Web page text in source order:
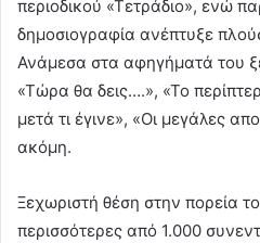
περιοδικού «Τετράδιο», ενώ
δημοσιογραφία ανέπτυξε
Ανάμεσα στα αφηγήματά του
«Τώρα θα δεις….», «Το
μετά τι έγινε», «Οι μεγάλες
ακόμη.
Ξεχωριστή θέση στην πορεία
περισσότερες από 1.000